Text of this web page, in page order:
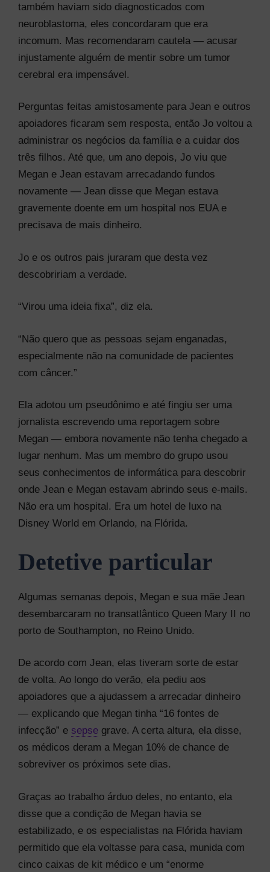
também haviam sido diagnosticados com
neuroblastoma, eles concordaram que era
incomum. Mas recomendaram cautela — acusar
injustamente alguém de mentir sobre um tumor
cerebral era impensável.
Perguntas feitas amistosamente para Jean e outros
apoiadores ficaram sem resposta, então Jo voltou a
administrar os negócios da família e a cuidar dos
três filhos. Até que, um ano depois, Jo viu que
Megan e Jean estavam arrecadando fundos
novamente — Jean disse que Megan estava
gravemente doente em um hospital nos EUA e
precisava de mais dinheiro.
Jo e os outros pais juraram que desta vez
descobririam a verdade.
“Virou uma ideia fixa”, diz ela.
“Não quero que as pessoas sejam enganadas,
especialmente não na comunidade de pacientes
com câncer.”
Ela adotou um pseudônimo e até fingiu ser uma
jornalista escrevendo uma reportagem sobre
Megan — embora novamente não tenha chegado a
lugar nenhum. Mas um membro do grupo usou
seus conhecimentos de informática para descobrir
onde Jean e Megan estavam abrindo seus e-mails.
Não era um hospital. Era um hotel de luxo na
Disney World em Orlando, na Flórida.
Detetive particular
Algumas semanas depois, Megan e sua mãe Jean
desembarcaram no transatlântico Queen Mary II no
porto de Southampton, no Reino Unido.
De acordo com Jean, elas tiveram sorte de estar
de volta. Ao longo do verão, ela pediu aos
apoiadores que a ajudassem a arrecadar dinheiro
— explicando que Megan tinha “16 fontes de
infecção” e sepse grave. A certa altura, ela disse,
os médicos deram a Megan 10% de chance de
sobreviver os próximos sete dias.
Graças ao trabalho árduo deles, no entanto, ela
disse que a condição de Megan havia se
estabilizado, e os especialistas na Flórida haviam
permitido que ela voltasse para casa, munida com
cinco caixas de kit médico e um “enorme